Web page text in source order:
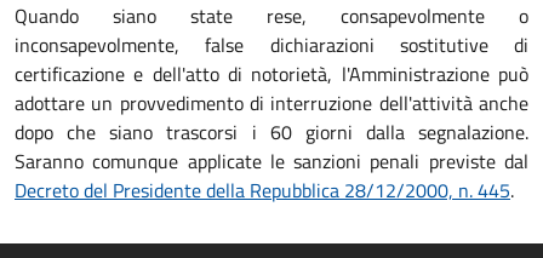
Quando siano state rese, consapevolmente o
inconsapevolmente, false dichiarazioni sostitutive di
certificazione e dell'atto di notorietà, l'Amministrazione può
adottare un provvedimento di interruzione dell'attività anche
dopo che siano trascorsi i 60 giorni dalla segnalazione.
Saranno comunque applicate le sanzioni penali previste dal
Decreto del Presidente della Repubblica 28/12/2000, n. 445.